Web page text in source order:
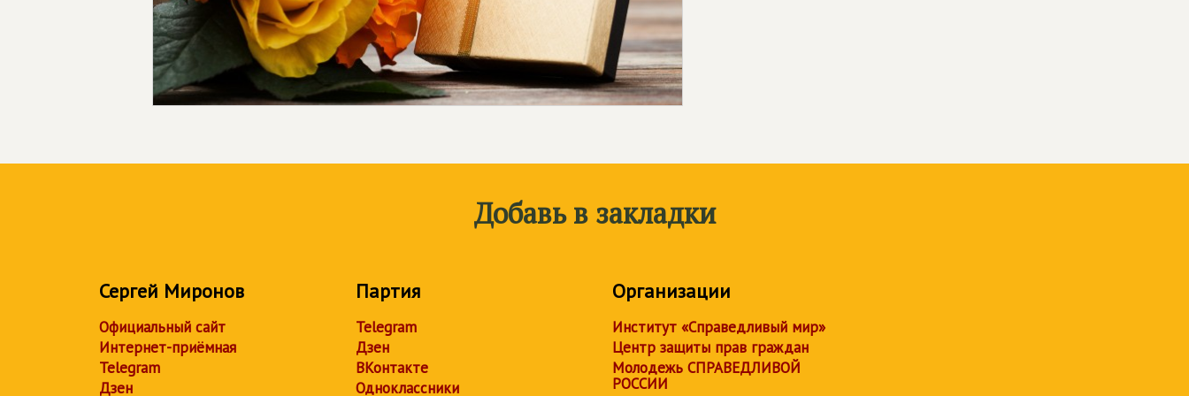
Добавь в закладки
Сергей Миронов
Официальный сайт
Интернет-приёмная
Telegram
Дзен
Партия
Telegram
Дзен
ВКонтакте
Одноклассники
Организации
Институт «Справедливый мир»
Центр защиты прав граждан
Молодежь СПРАВЕДЛИВОЙ
РОССИИ